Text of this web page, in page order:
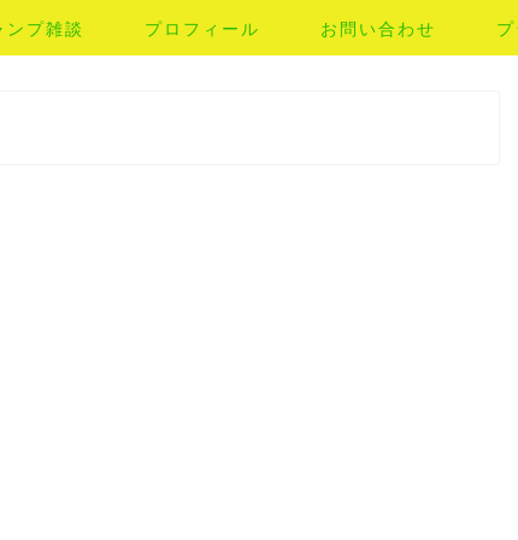
ンプ雑談 プロフィール お問い合わせ